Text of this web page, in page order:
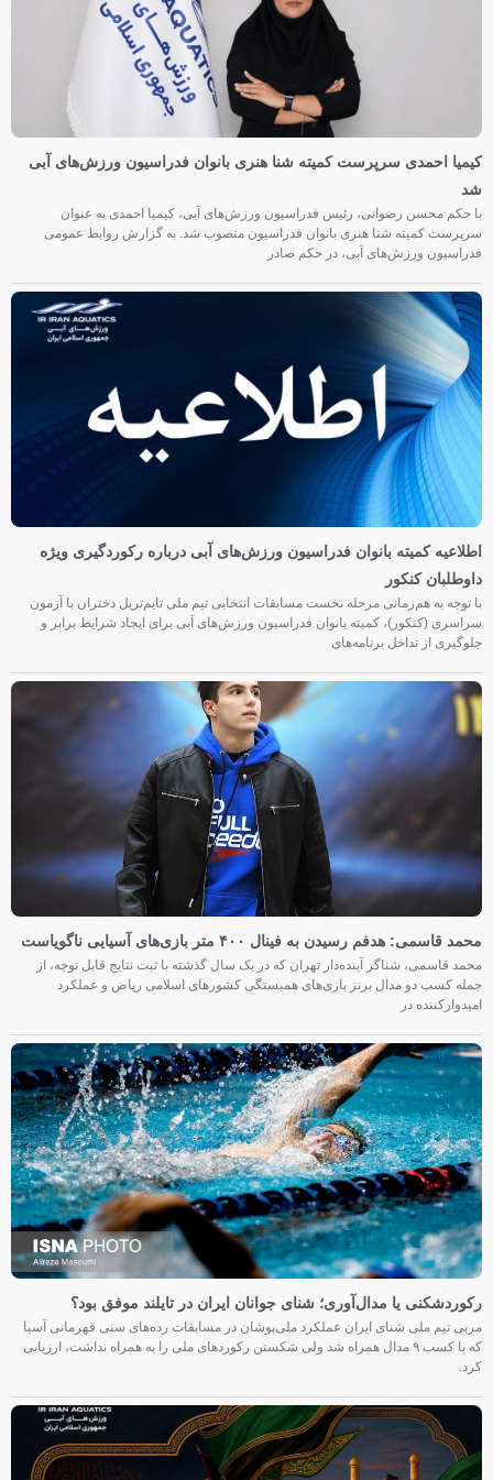
کیمیا احمدی سرپرست کمیته شنا هنری بانوان فدراسیون ورزش‌های آبی
شد
با حکم محسن رضوانی، رئیس فدراسیون ورزش‌های آبی، کیمیا احمدی به عنوان
سرپرست کمیته شنا هنری بانوان فدراسیون منصوب شد. به گزارش روابط عمومی
فدراسیون ورزش‌های آبی، در حکم صادر
اطلاعیه کمیته بانوان فدراسیون ورزش‌های آبی درباره رکوردگیری ویژه
داوطلبان کنکور
با توجه به هم‌زمانی مرحله نخست مسابقات انتخابی تیم ملی تایم‌تریل دختران با آزمون
سراسری (کنکور)، کمیته بانوان فدراسیون ورزش‌های آبی برای ایجاد شرایط برابر و
جلوگیری از تداخل برنامه‌های
محمد قاسمی: هدفم رسیدن به فینال ۴۰۰ متر بازی‌های آسیایی ناگویاست
محمد قاسمی، شناگر آینده‌دار تهران که در یک سال گذشته با ثبت نتایج قابل توجه، از
جمله کسب دو مدال برنز بازی‌های همبستگی کشورهای اسلامی ریاض و عملکرد
امیدوارکننده در
رکوردشکنی یا مدال‌آوری؛ شنای جوانان ایران در تایلند موفق بود؟
مربی تیم ملی شنای ایران عملکرد ملی‌پوشان در مسابقات رده‌های سنی قهرمانی آسیا
که با کسب ۹ مدال همراه شد ولی شکستن رکوردهای ملی را به همراه نداشت، ارزیابی
کرد.